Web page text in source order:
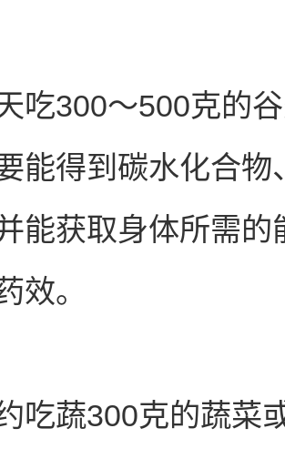
吃300～500克的
能得到碳水化合
能获取身体所需
效。
吃蔬300克的蔬菜